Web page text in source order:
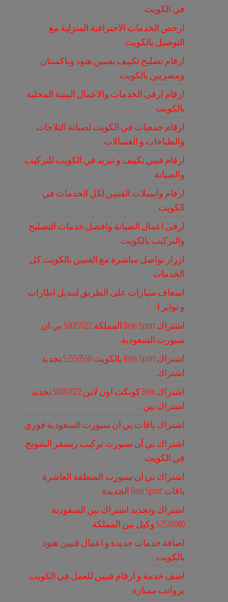
في الكويت
ارخص الخدمات الاحترافية المنزلية مع
التوصيل بالكويت
ارقام تصليح تكييف بفنيين هنود وباكستان
ومصريين بالكويت
ارقام ارقى الخدمات والاعمال البيتية المحلية
بالكويت
ارقام جمعيات في الكويت لصيانة الثلاجات
والطباخات و الغسالات
ارقام فنيي تكييف و تبريد في الكويت للتركيب
والصيانة
ارقام وايميلات الفنيين لكل الخدمات في
الكويت
ارقى اعمال الصيانة وافضل خدمات التصليح
والتركيب بالكويت
ازرار تواصل مباشرة مع الفنيين بالكويت كل
الخدمات
اسعاف سيارات على الطريق لتبديل اطارات
و تواير ا
اشتراك Bein Sport المملكة 50007022 بي ان
سبورت السعودية
اشتراك Bein Sport بالكويت 52550550 تجديد
اشتراك
اشتراك Bein كونكت اون لاين 50007022 تجديد
اشتراك بين
اشتراك باقات بي ان سبورت السعودية فوري
اشتراك بي أن سبورت تركيب رسيفر الشويخ
في الكويت
اشتراك بي ان سبورت المنطقة العاشرة
باقات Bein Sport الجديدة
اشتراك وتجديد اشتراك بين السعودية
52520080 وكيل بين المملكة
اضافة خدمات جديدة و اعمال فنيين هنود
بالكويت
اضف خدمة و ارقام فنيين للعمل في الكويت
برواتب ممتازة